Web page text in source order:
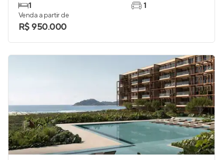
1
1
Venda a partir de
R$ 950.000